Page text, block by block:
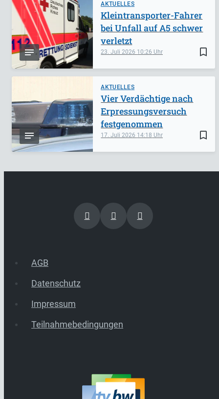
AKTUELLES
bookmark_border
23. Juli 2026 10:26
Kleintransporter-Fahrer
bei Unfall auf A5 schwer
verletzt
AKTUELLES
bookmark_border
17. Juli 2026 14:18
Vier Verdächtige nach
Erpressungsversuch
festgenommen
AGB
Datenschutz
Impressum
Teilnahmebedingungen